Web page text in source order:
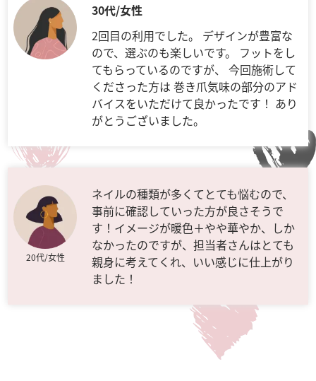
30代/女性
2回目の利用でした。 デザインが豊富な
ので、選ぶのも楽しいです。 フットをし
てもらっているのですが、 今回施術して
くださった方は 巻き爪気味の部分のアド
バイスをいただけて良かったです！ あり
がとうございました。
20代/女性
ネイルの種類が多くてとても悩むので、
事前に確認していった方が良さそうで
す！イメージが暖色＋やや華やか、しか
なかったのですが、担当者さんはとても
親身に考えてくれ、いい感じに仕上がり
ました！